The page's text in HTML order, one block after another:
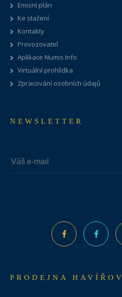
Emisní plán
Ke stažení
Kontakty
Provozovatel
Aplikace Numis Info
Virtuální prohlídka
Zpracování osobních údajů
NEWSLETTER
PRODEJNA HAVÍŘOV